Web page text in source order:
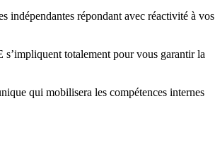
indépendantes répondant avec réactivité à vos
totalement pour vous garantir la
qui mobilisera les compétences internes